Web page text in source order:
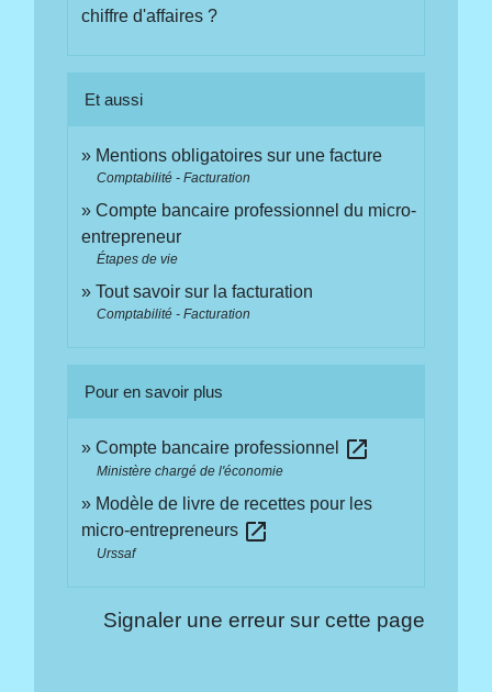
chiffre d'affaires ?
Et aussi
Mentions obligatoires sur une facture
Comptabilité - Facturation
Compte bancaire professionnel du micro-
entrepreneur
Étapes de vie
Tout savoir sur la facturation
Comptabilité - Facturation
Pour en savoir plus
Compte bancaire professionnel open_in_new
Ministère chargé de l'économie
Modèle de livre de recettes pour les
micro-entrepreneurs open_in_new
Urssaf
Signaler une erreur sur cette page